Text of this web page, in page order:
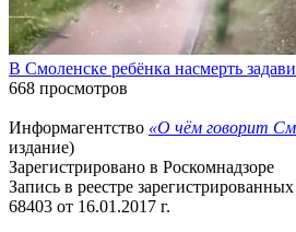
В Смоленске ребёнка насмерть
668 просмотров
Информагентство «О чём говорит
издание)
Зарегистрировано в Роскомнадзоре
Запись в реестре
68403 от 16.01.2017 г.